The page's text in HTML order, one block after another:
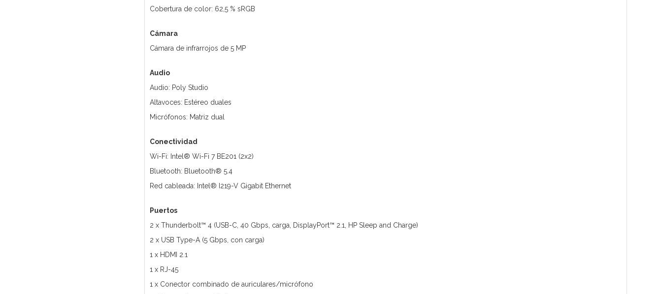
Cobertura de color: 62,5 % sRGB
Cámara
Cámara de infrarrojos de 5 MP
Audio
Audio: Poly Studio
Altavoces: Estéreo duales
Micrófonos: Matriz dual
Conectividad
Wi-Fi: Intel® Wi-Fi 7 BE201 (2x2)
Bluetooth: Bluetooth® 5.4
Red cableada: Intel® I219-V Gigabit Ethernet
Puertos
2 x Thunderbolt™ 4 (USB-C, 40 Gbps, carga, DisplayPort™ 2.1, HP Sleep and Charge)
2 x USB Type-A (5 Gbps, con carga)
1 x HDMI 2.1
1 x RJ-45
1 x Conector combinado de auriculares/micrófono